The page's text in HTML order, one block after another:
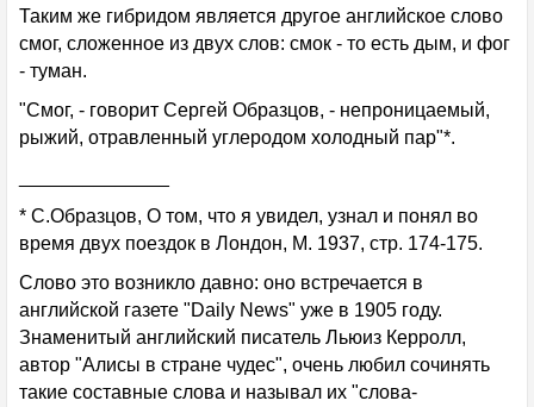
Таким же гибридом является другое английское слово
смог, сложенное из двух слов: смок - то есть дым, и фог
- туман.
"Смог, - говорит Сергей Образцов, - непроницаемый,
рыжий, отравленный углеродом холодный пар"*.
* С.Образцов, О том, что я увидел, узнал и понял во
время двух поездок в Лондон, М. 1937, стр. 174-175.
Слово это возникло давно: оно встречается в
английской газете "Daily News" уже в 1905 году.
Знаменитый английский писатель Льюиз Керролл,
автор "Алисы в стране чудес", очень любил сочинять
такие составные слова и называл их "слова-